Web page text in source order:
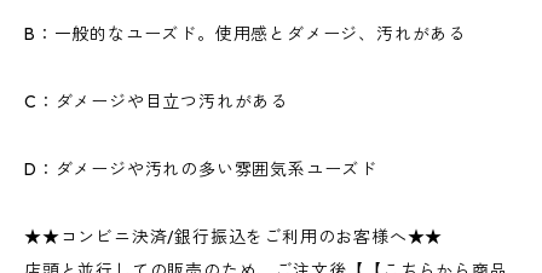
B：一般的なユーズド。使用感とダメージ、汚れがある
C：ダメージや目立つ汚れがある
D：ダメージや汚れの多い雰囲気系ユーズド
★★コンビニ決済/銀行振込をご利用のお客様へ★★